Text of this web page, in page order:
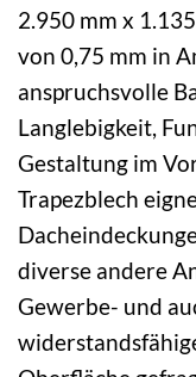
2.950 mm x
von 0,75 mm in
anspruchsvolle
Langlebigkeit,
Gestaltung im
Trapezblech
diverse andere
Gewerbe- und